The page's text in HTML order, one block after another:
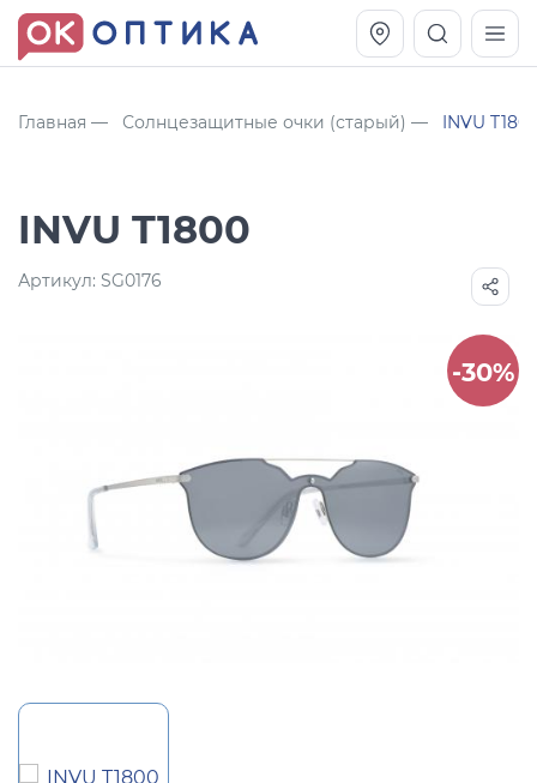
Главная Солнцезащитные очки (старый) INVU
INVU T1800
Артикул: SG0176
-30%
Оправа Vogue OVO 4025
8 270руб.